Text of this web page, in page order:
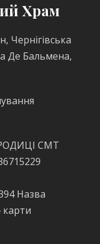
Храм
Чернігівська
Де Бальмена,
СМТ
Назва